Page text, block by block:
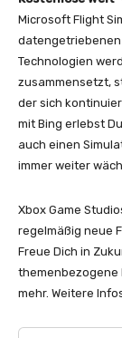
Microsoft Flight
datengetriebenen
Technologien
zusammensetzt,
der sich
mit Bing erlebst
auch einen
immer weiter
Xbox Game
regelmäßig neue
Freue Dich in
themenbezogene
mehr. Weitere